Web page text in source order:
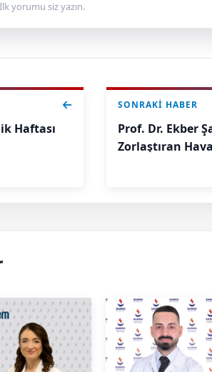
yorumu siz yazın.
Haftası
SONRAKI HABER
Prof. Dr. Ekber
Zorlaştıran